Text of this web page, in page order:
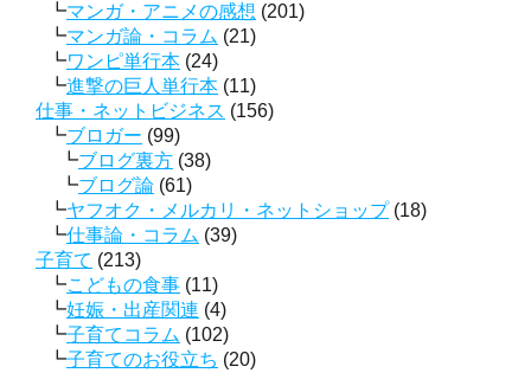
マンガ・アニメの感想 (201)
マンガ論・コラム (21)
ワンピ単行本 (24)
進撃の巨人単行本 (11)
仕事・ネットビジネス (156)
ブロガー (99)
ブログ裏方 (38)
ブログ論 (61)
ヤフオク・メルカリ・ネットショップ(18)
仕事論・コラム (39)
子育て (213)
こどもの食事 (11)
妊娠・出産関連 (4)
子育てコラム (102)
子育てのお役立ち (20)